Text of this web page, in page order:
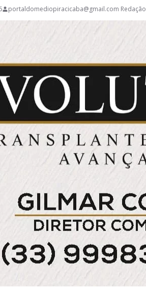
portaldomediopiracicaba@gmail.com Redação